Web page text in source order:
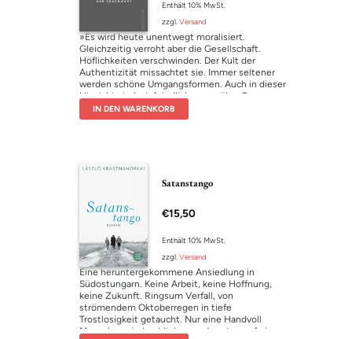
Enthält 10% MwSt.
zzgl.Versand
»Es wird heute unentwegt moralisiert.
Gleichzeitig verroht aber die Gesellschaft.
Höflichkeiten verschwinden. Der Kult der
Authentizität missachtet sie. Immer seltener
werden schöne Umgangsformen. Auch in dieser
Hinsicht sind wir feindlich gegenüber Formen.
Die Moral schließt offenbar die Verrohung der
Gesellschaft nicht aus. Die Moral ist ohne Form.
schönen Formen zu verteidigen.« Was wird aus
einer Gesellschaft, die ihre symbolischen
Formen verliert – und mit ihnen das
Verbindende? Byung-Chul Han macht in
seinem neuen Buch deutlich, wie verloren der
Einzelne in einer Gesellschaft zunehmender
Atomisierung ist und warum wir dringend eine
neue Lebensform brauchen.
IN DEN WARENKORB
Satanstango
€15,50
Enthält 10% MwSt.
zzgl. Versand
Eine heruntergekommene Ansiedlung in
Südostungarn. Keine Arbeit, keine Hoffnung,
keine Zukunft. Ringsum Verfall, von
strömendem Oktoberregen in tiefe
Trostlosigkeit getaucht. Nur eine Handvoll
Menschen sind geblieben und warten auf ein